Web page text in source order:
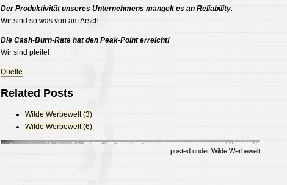
Der Produktivität unseres Unternehmens mangelt es an Reliability.
Wir sind so was von am Arsch.
Die Cash-Burn-Rate hat den Peak-Point erreicht!
Wir sind pleite!
Quelle
Related Posts
Wilde Werbewelt (3)
Wilde Werbewelt (6)
posted under Wilde Werbewelt